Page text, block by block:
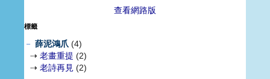
查看網路版
標籤
－ 薛泥鴻爪 (4)
⇢ 老畫重提 (2)
⇢ 老詩再見 (2)